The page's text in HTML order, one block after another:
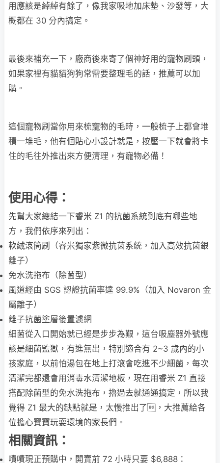
用應該是綽綽有餘了，像我家吸地加床墊、沙發等，大
概都在 30 分內搞定。
最後來補充一下，廠商後來寄了個神好用的寵物刷頭，
如果家裡有貓貓狗狗常需要整理毛的話，推薦可以加
購。
這個寵物刷當你用來梳寵物的毛時，一般梳子上都會堆
積一堆毛，他有個貼心小設計就是，按壓一下就會將卡
住的毛往外推出來方便清理，有寵物必備！
使用心得：
先幫大家總結一下睿米 Z1 的抗菌系統到底有哪些地
方，我們依序來列出：
軟絨滾筒刷（睿米獨家紫微抗菌系統，加入高效抗菌銀
離子）
免水洗拖布（除菌型）
風道經由 SGS 認證抗菌率達 99.9%（加入 Novaron 金
屬離子）
離子抗菌塗層後置濾網
細菌從入口開始就已經是步步為艱，這台吸塵器外號應
該是細菌監獄，有進無出，特別適合有 2~3 歲內的小
孩家庭，以前怕湯包在地上打滾會吃進不少細菌，每次
清潔完都還會用消毒水清潔地板，現在用睿米 Z1 直接
搭配除菌型的免水洗拖布，擼過去就通通搞定，所以我
覺得 Z1 最大的缺點就是，太慢推出了，大推薦給各
位擔心寶寶玩耍環境的家長們。
相關資訊：
嘖嘖現正預購中，開賣前 72 小時只要 $6,888：